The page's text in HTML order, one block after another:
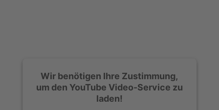
Wir benötigen Ihre Zustimmung,
um den YouTube Video-Service zu
laden!